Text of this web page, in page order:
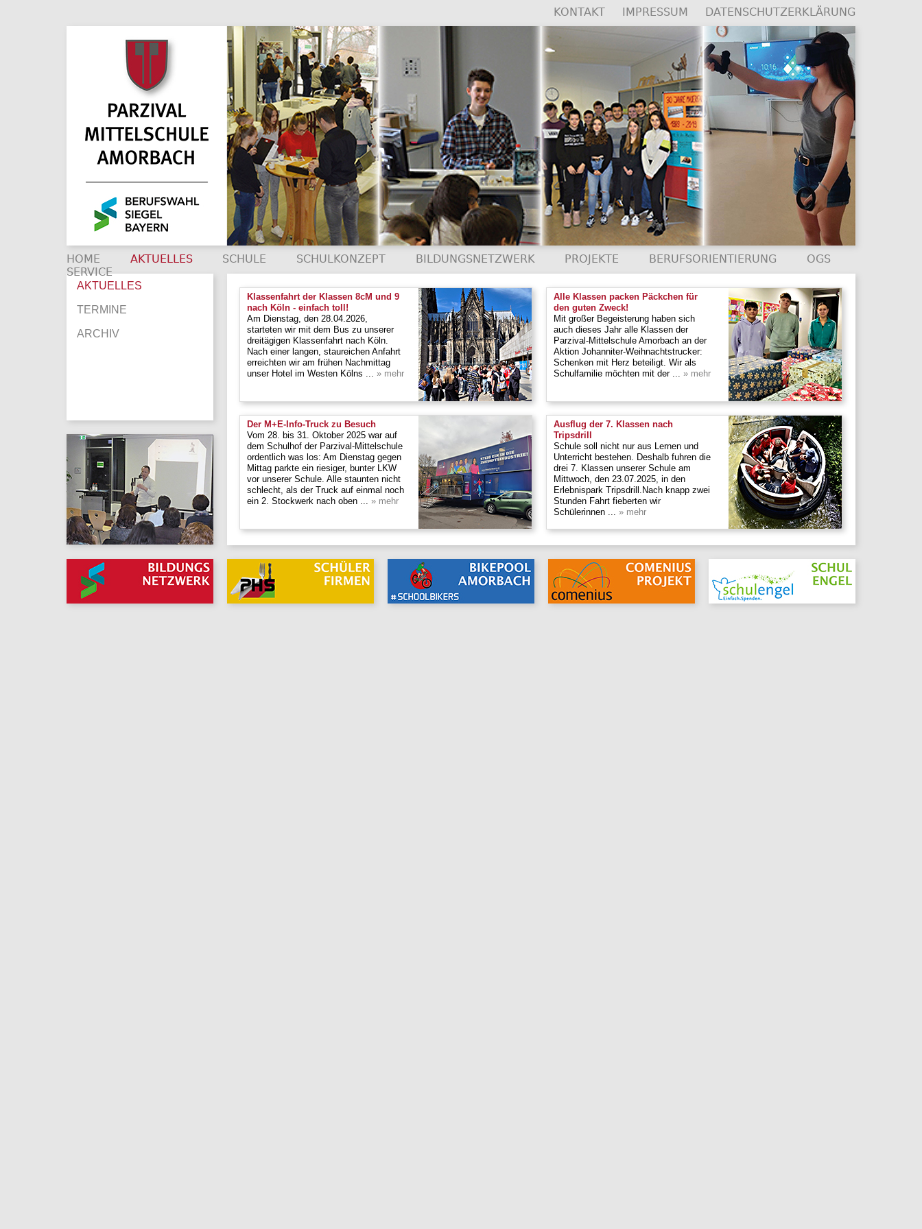
KONTAKT IMPRESSUM DATENSCHUTZERKLÄRUNG
HOME AKTUELLES SCHULE SCHULKONZEPT BILDUNGSNETZWERK PROJEKTE BERUFSORIENTIERUNG
OGS
SERVICE
AKTUELLES
TERMINE
ARCHIV
Klassenfahrt der Klassen 8cM und 9
nach Köln - einfach toll!
Am Dienstag, den 28.04.2026,
starteten wir mit dem Bus zu unserer
dreitägigen Klassenfahrt nach Köln.
Nach einer langen, staureichen Anfahrt
erreichten wir am frühen Nachmittag
unser Hotel im Westen Kölns ... » mehr
Alle Klassen packen Päckchen für
den guten Zweck!
Mit großer Begeisterung haben sich
auch dieses Jahr alle Klassen der
Parzival-Mittelschule Amorbach an der
Aktion Johanniter-Weihnachtstrucker:
Schenken mit Herz beteiligt. Wir als
Schulfamilie möchten mit der ... » mehr
Der M+E-Info-Truck zu Besuch
Vom 28. bis 31. Oktober 2025 war auf
dem Schulhof der Parzival-Mittelschule
ordentlich was los: Am Dienstag gegen
Mittag parkte ein riesiger, bunter LKW
vor unserer Schule. Alle staunten nicht
schlecht, als der Truck auf einmal noch
ein 2. Stockwerk nach oben ... » mehr
Ausflug der 7. Klassen nach
Tripsdrill
Schule soll nicht nur aus Lernen und
Unterricht bestehen. Deshalb fuhren die
drei 7. Klassen unserer Schule am
Mittwoch, den 23.07.2025, in den
Erlebnispark Tripsdrill.Nach knapp zwei
Stunden Fahrt fieberten wir
Schülerinnen ... » mehr